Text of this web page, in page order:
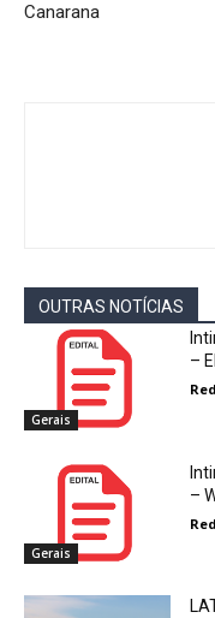
Canarana
OUTRAS NOTÍCIAS
Gerais
–
Gerais
–